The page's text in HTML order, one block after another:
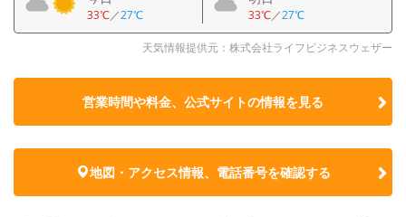
33℃／27℃ 33℃／27℃
天気情報提供元：株式会社ライフビジネスウェザー
営業時間や料金、公式サイトの情報を見る
地図・アクセス情報、電話番号を確認する